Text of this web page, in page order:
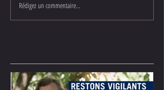
Rédigez un commentaire...